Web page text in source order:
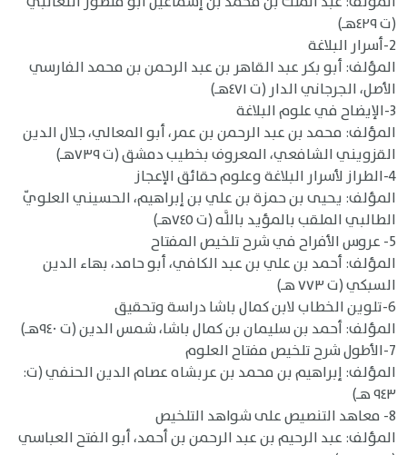
(ت ٤٢٩هـ)
2-أسرار البلاغة
المؤلف: أبو بكر عبد القاهر بن عبد الرحمن بن محمد الفارسي
الأصل، الجرجاني الدار (ت ٤٧١هـ)
3-الإيضاح في علوم البلاغة
المؤلف: محمد بن عبد الرحمن بن عمر، أبو المعالي، جلال الدين
القزويني الشافعي، المعروف بخطيب دمشق (ت ٧٣٩هـ)
4-الطراز لأسرار البلاغة وعلوم حقائق الإعجاز
المؤلف: يحيى بن حمزة بن علي بن إبراهيم، الحسيني العلويّ
الطالبي الملقب بالمؤيد باللَّه (ت ٧٤٥هـ)
5- عروس الأفراح في شرح تلخيص المفتاح
المؤلف: أحمد بن علي بن عبد الكافي، أبو حامد، بهاء الدين
السبكي (ت ٧٧٣ هـ)
6-تلوين الخطاب لابن كمال باشا دراسة وتحقيق
المؤلف: أحمد بن سليمان بن كمال باشا، شمس الدين (ت ٩٤٠هـ)
7-الأطول شرح تلخيص مفتاح العلوم
المؤلف: إبراهيم بن محمد بن عربشاه عصام الدين الحنفي (ت:
٩٤٣ هـ)
8- معاهد التنصيص على شواهد التلخيص
المؤلف: عبد الرحيم بن عبد الرحمن بن أحمد، أبو الفتح العباسي